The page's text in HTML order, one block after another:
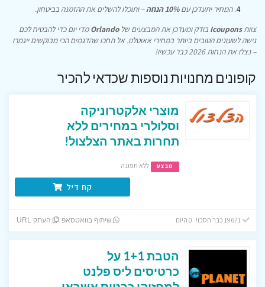
המחיר יתעדכן עם10% הנחה
– ותוכלו להשלים את ההזמנה בביטחון.
צוותIcoupons בודק ומעדכן את המבצעים שלOrlandoמדי יום כדי להבטיח לכם
גישה לשעונים הטובים ביותר במחירי אאוטלט. אל תחכו שהדגמים הכי מבוקשים ייגמרו
– נצלו את הנחות 2026 כבר עכשיו!
קופונים מחנויות נוספות שכדאי להכיר
מוצרי אלקטרוניקה
וסלולרי במחירים ללא
תחרות באתר הצלצול!
מבצע ללא תפוגה
קח דיל
שיתוף בוואטסאפ העתק URL
הטבת 1+1 על
כרטיסים ליס פלנט